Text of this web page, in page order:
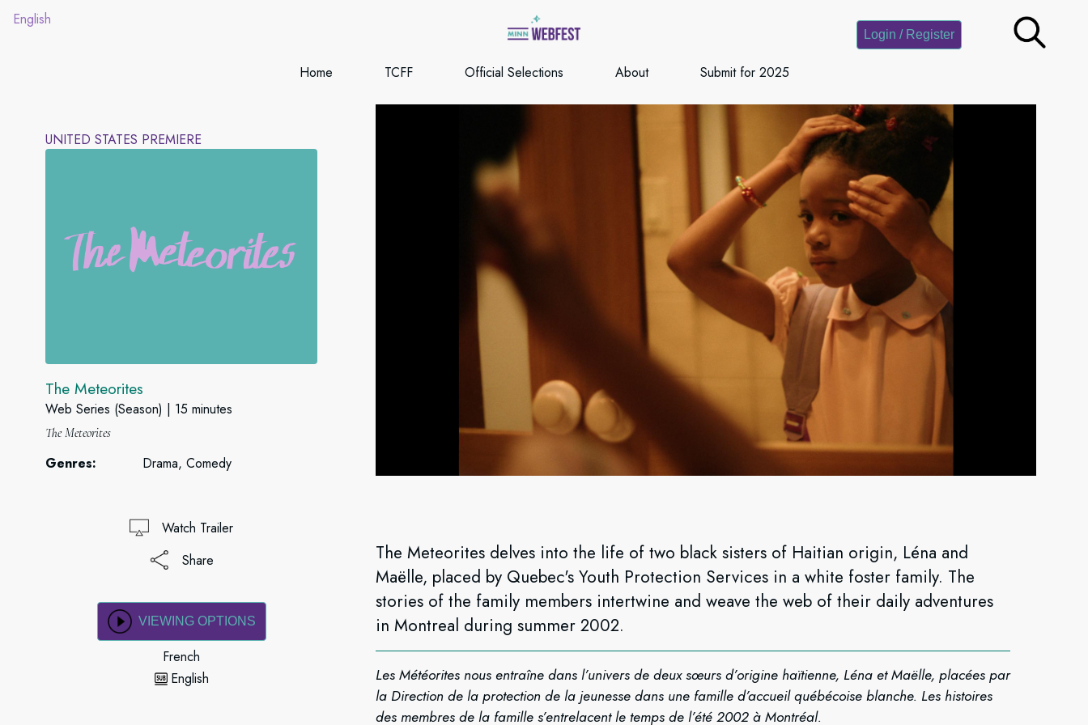
English
Home TCFF Official Selections About Submit for 2025
Login / Register
UNITED STATES PREMIERE
The Meteorites
Web Series (Season) 15 minutes
The Meteorites
Genres: Drama, Comedy
Watch Trailer
Share
VIEWING OPTIONS
French
English
The Meteorites delves into the life of two black sisters of Haitian origin, Léna and
Maëlle, placed by Quebec's Youth Protection Services in a white foster family. The
stories of the family members intertwine and weave the web of their daily adventures
in Montreal during summer 2002.
Les Météorites nous entraîne dans l’univers de deux sœurs d’origine haïtienne, Léna et Maëlle, placées par
la Direction de la protection de la jeunesse dans une famille d’accueil québécoise blanche. Les histoires
des membres de la famille s’entrelacent le temps de l’été 2002 à Montréal.